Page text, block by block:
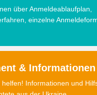
über Anmeldeablaufplan,
einzelne
& Informationen
helfen! Informationen und